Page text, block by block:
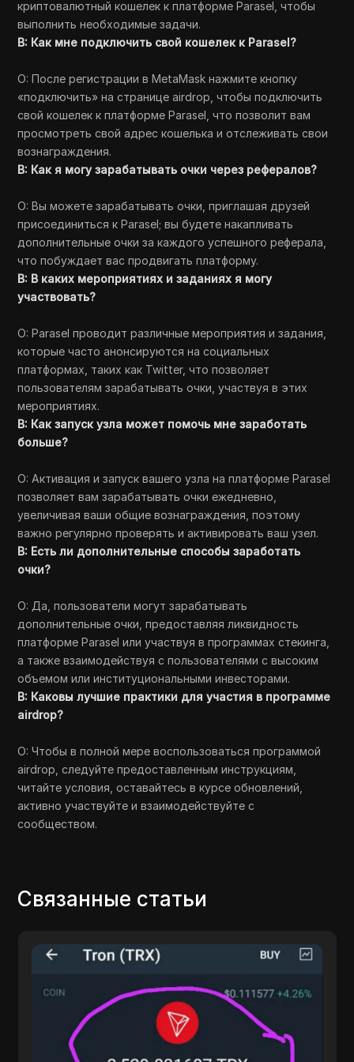
криптовалютный кошелек к платформе Parasel, чтобы
выполнить необходимые задачи.
В: Как мне подключить свой кошелек к Parasel?
О: После регистрации в MetaMask нажмите кнопку
«подключить» на странице airdrop, чтобы подключить
свой кошелек к платформе Parasel, что позволит вам
просмотреть свой адрес кошелька и отслеживать свои
вознаграждения.
В: Как я могу зарабатывать очки через рефералов?
О: Вы можете зарабатывать очки, приглашая друзей
присоединиться к Parasel; вы будете накапливать
дополнительные очки за каждого успешного реферала,
что побуждает вас продвигать платформу.
В: В каких мероприятиях и заданиях я могу
участвовать?
О: Parasel проводит различные мероприятия и задания,
которые часто анонсируются на социальных
платформах, таких как Twitter, что позволяет
пользователям зарабатывать очки, участвуя в этих
мероприятиях.
В: Как запуск узла может помочь мне заработать
больше?
О: Активация и запуск вашего узла на платформе Parasel
позволяет вам зарабатывать очки ежедневно,
увеличивая ваши общие вознаграждения, поэтому
важно регулярно проверять и активировать ваш узел.
В: Есть ли дополнительные способы заработать
очки?
О: Да, пользователи могут зарабатывать
дополнительные очки, предоставляя ликвидность
платформе Parasel или участвуя в программах стекинга,
а также взаимодействуя с пользователями с высоким
объемом или институциональными инвесторами.
В: Каковы лучшие практики для участия в программе
airdrop?
О: Чтобы в полной мере воспользоваться программой
airdrop, следуйте предоставленным инструкциям,
читайте условия, оставайтесь в курсе обновлений,
активно участвуйте и взаимодействуйте с
сообществом.
Связанные статьи